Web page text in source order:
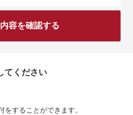
容を確認する
てください
することができます。